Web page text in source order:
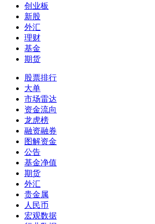
创业板
新股
外汇
理财
基金
期货
股票排行
大单
市场雷达
资金流向
龙虎榜
融资融券
图解资金
公告
基金净值
期货
外汇
贵金属
人民币
宏观数据